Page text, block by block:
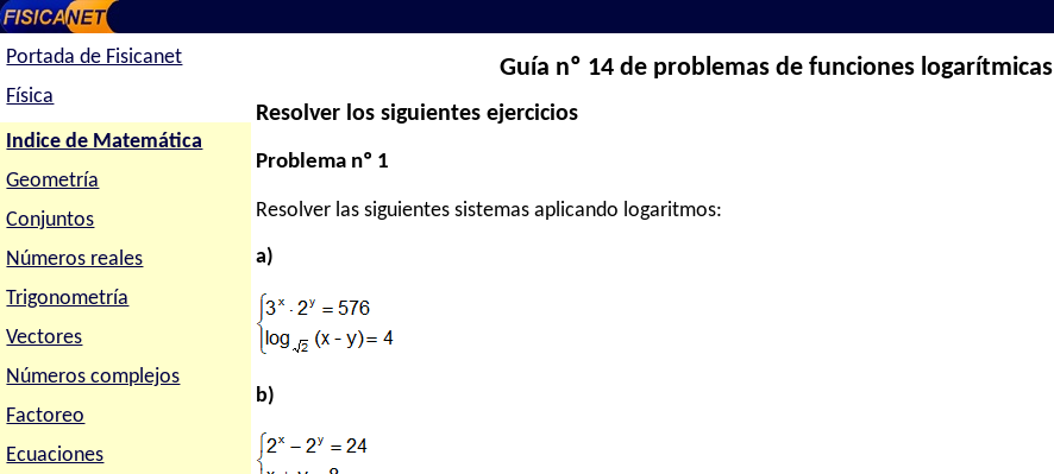
Portada de Fisicanet
Física
Indice de Matemática
Geometría
Conjuntos
Números reales
Trigonometría
Vectores
Números complejos
Factoreo
Ecuaciones
Guía nº 14 de problemas de funciones logarítmicas
Resolver los siguientes ejercicios
Problema nº 1
Resolver las siguientes sistemas aplicando logaritmos:
a)
b)